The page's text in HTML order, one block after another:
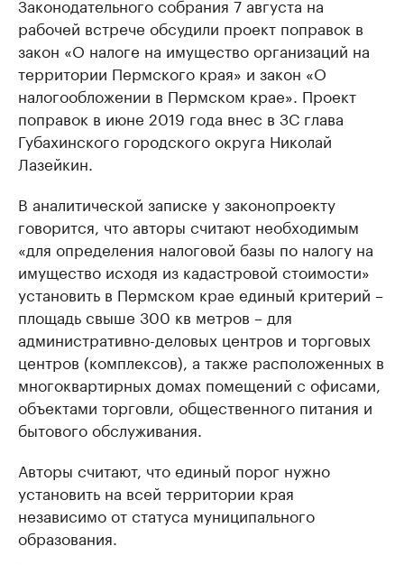
рабочей встрече обсудили проект поправок в
закон «О налоге на имущество организаций на
территории Пермского края» и закон «О
налогообложении в Пермском крае». Проект
поправок в июне 2019 года внес в ЗС глава
Губахинского городского округа Николай
Лазейкин.
В аналитической записке у законопроекту
говорится, что авторы считают необходимым
«для определения налоговой базы по налогу на
имущество исходя из кадастровой стоимости»
установить в Пермском крае единый критерий –
площадь свыше 300 кв метров – для
административно-деловых центров и торговых
центров (комплексов), а также расположенных в
многоквартирных домах помещений с офисами,
объектами торговли, общественного питания и
бытового обслуживания.
Авторы считают, что единый порог нужно
установить на всей территории края
независимо от статуса муниципального
образования.